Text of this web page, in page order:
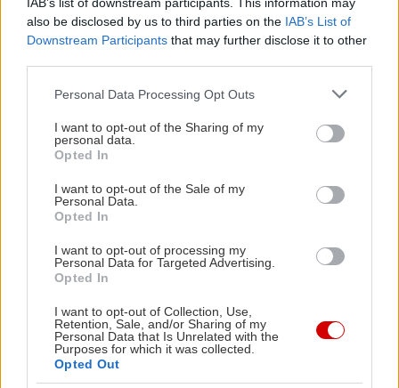
also be disclosed by us to third parties on the IAB’s List of
Downstream Participants that may further disclose it to other
Please note that this website/app uses one or more Google
not limited to your visit or usage behaviour. You may click to
grant or deny consent to Google and its third-party tags to
use your data for below specified purposes in below Google
consent section.
Personal Data Processing Opt Outs
I want to opt-out of the Sharing of my
personal data.
Opted In
I want to opt-out of the Sale of my
Personal Data.
Opted In
I want to opt-out of processing my
Personal Data for Targeted Advertising.
Opted In
I want to opt-out of Collection, Use,
Retention, Sale, and/or Sharing of my
Personal Data that Is Unrelated with the
Purposes for which it was collected.
Opted Out
κουρασμένος, πιάσε την άκρη της πισίνας,
χαλάρωσε και συνέχισε όταν είσαι έτοιμος.
Τέλος, απόφυγε τις συγκρίσεις. Μπορεί κάποιοι να
στο νερό, αλλά αυτό δεν σημαίνει ότι εσύ δεν τα
πας καλά. Κάθε αρχή είναι δύσκολη και το μόνο
που έχει σημασία είναι η δική σου πρόοδος, στον
δικό σου ρυθμό.